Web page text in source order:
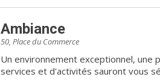
Ambiance
50, Place du Commerce
Un environnement exceptionnel, une
services et d'activités sauront vous séduire. A cinq